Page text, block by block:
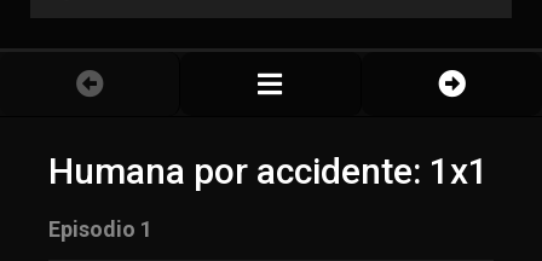
Humana por accidente: 1x1
Episodio 1